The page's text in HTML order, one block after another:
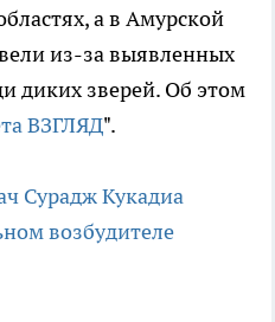
а в Амурской
из-за выявленных
диких зверей. Об этом
ВЗГЛЯД".
Сурадж Кукадиа
возбудителе